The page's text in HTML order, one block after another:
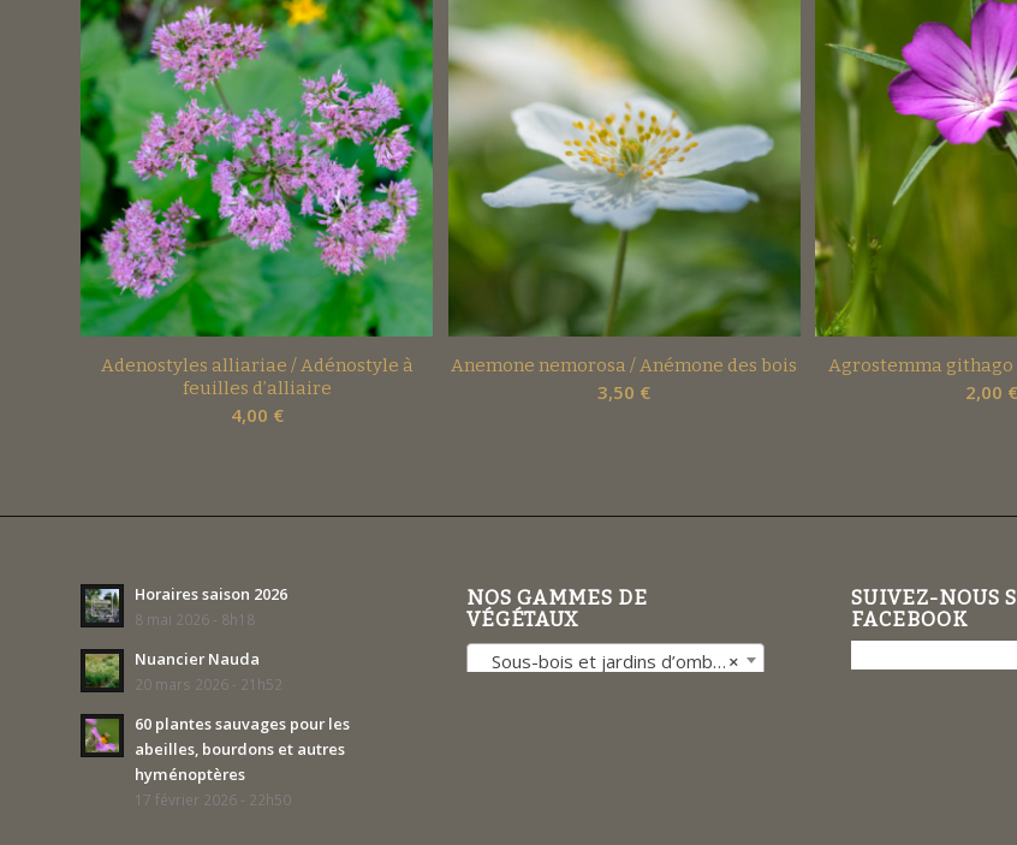
Adenostyles alliariae / Adénostyle à
feuilles d’alliaire
4,00 €
Anemone nemorosa / Anémone des bois
3,50 €
Agrostemma githago
2,00 €
Horaires saison 2026
8 mai 2026 - 8h18
Nuancier Nauda
20 mars 2026 - 21h52
60 plantes sauvages pour les
abeilles, bourdons et autres
hyménoptères
17 février 2026 - 22h50
NOS GAMMES DE
VÉGÉTAUX
×
Sous-bois et jardins d’ombre (87)
SUIVEZ-NOUS
FACEBOOK